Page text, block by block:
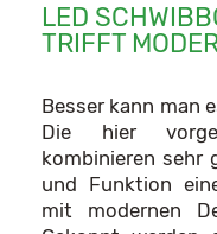
LED
TRIFFT
Besser kann man
Die hier
kombinieren sehr
und Funktion
mit modernen